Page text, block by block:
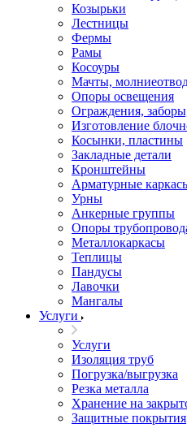
Козырьки
Лестницы
Фермы
Рамы
Косоуры
Мачты,
Опоры освещения
Ограждения,
Изготовление
Косынки, пластины
Закладные детали
Кронштейны
Арматурные
Урны
Анкерные группы
Опоры
Металлокаркасы
Теплицы
Пандусы
Лавочки
Мангалы
Услуги
Услуги
Изоляция труб
Погрузка/выгрузка
Резка металла
Хранение на
Защитные покрытия